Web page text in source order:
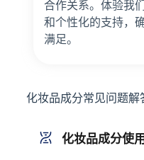
合作关系。体验我
和个性化的支持，
满足。
化妆品成分常见问题解
化妆品成分使